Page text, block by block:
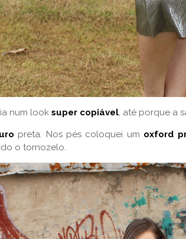
num look super copiável, até porque a
preta. Nos pés coloquei um oxford
o tornozelo.